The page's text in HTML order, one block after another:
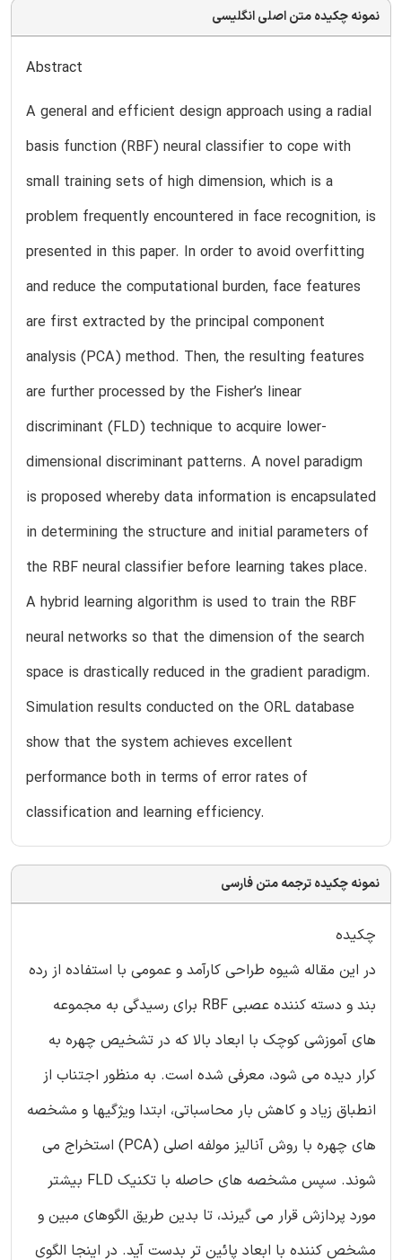
نمونه چکیده متن اصلی انگلیسی
Abstract
A general and efficient design approach using a radial
basis function (RBF) neural classifier to cope with
small training sets of high dimension, which is a
problem frequently encountered in face recognition, is
presented in this paper. In order to avoid overfitting
and reduce the computational burden, face features
are first extracted by the principal component
analysis (PCA) method. Then, the resulting features
are further processed by the Fisher’s linear
discriminant (FLD) technique to acquire lower-
dimensional discriminant patterns. A novel paradigm
is proposed whereby data information is encapsulated
in determining the structure and initial parameters of
the RBF neural classifier before learning takes place.
A hybrid learning algorithm is used to train the RBF
neural networks so that the dimension of the search
space is drastically reduced in the gradient paradigm.
Simulation results conducted on the ORL database
show that the system achieves excellent
performance both in terms of error rates of
classification and learning efficiency.
نمونه چکیده ترجمه متن فارسی
چکیده
در این مقاله شیوه طراحی کارآمد و عمومی با استفاده از رده
بند و دسته کننده عصبی RBF برای رسیدگی به مجموعه
های آموزشی کوچک با ابعاد بالا که در تشخیص چهره به
کرار دیده می شود، معرفی شده است. به منظور اجتناب از
انطباق زیاد و کاهش بار محاسباتی، ابتدا ویژگیها و مشخصه
های چهره با روش آنالیز مولفه اصلی (PCA) استخراج می
شوند. سپس مشخصه های حاصله با تکنیک FLD بیشتر
مورد پردازش قرار می گیرند، تا بدین طریق الگوهای مبین و
مشخص کننده با ابعاد پائین تر بدست آید. در اینجا الگوی